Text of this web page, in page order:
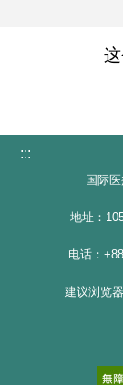
:::
国际
地址：
电话：
建议浏览